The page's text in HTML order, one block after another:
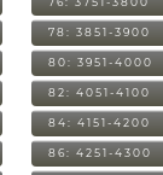
78: 3851-3900
80: 3951-4000
82: 4051-4100
84: 4151-4200
86: 4251-4300